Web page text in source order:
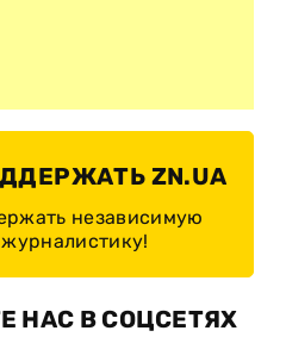
ZN.UA
независимую
журналистику!
НАС В СОЦСЕТЯХ